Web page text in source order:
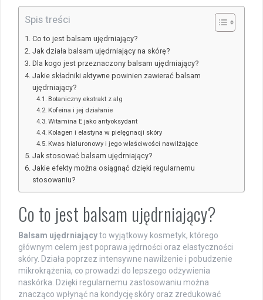
Spis treści
Co to jest balsam ujędrniający?
Jak działa balsam ujędrniający na skórę?
Dla kogo jest przeznaczony balsam ujędrniający?
Jakie składniki aktywne powinien zawierać balsam
ujędrniający?
Botaniczny ekstrakt z alg
Kofeina i jej działanie
Witamina E jako antyoksydant
Kolagen i elastyna w pielęgnacji skóry
Kwas hialuronowy i jego właściwości nawilżające
Jak stosować balsam ujędrniający?
Jakie efekty można osiągnąć dzięki regularnemu
stosowaniu?
Co to jest balsam ujędrniający?
Balsam ujędrniającyto wyjątkowy kosmetyk, którego
głównym celem jest poprawa jędrności oraz elastyczności
skóry. Działa poprzez intensywne nawilżenie i pobudzenie
mikrokrążenia, co prowadzi do lepszego odżywienia
naskórka. Dzięki regularnemu zastosowaniu można
znacząco wpłynąć na kondycję skóry oraz zredukować